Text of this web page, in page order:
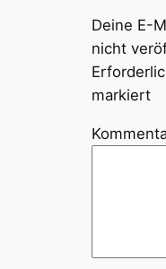
Deine E-
nicht
markiert